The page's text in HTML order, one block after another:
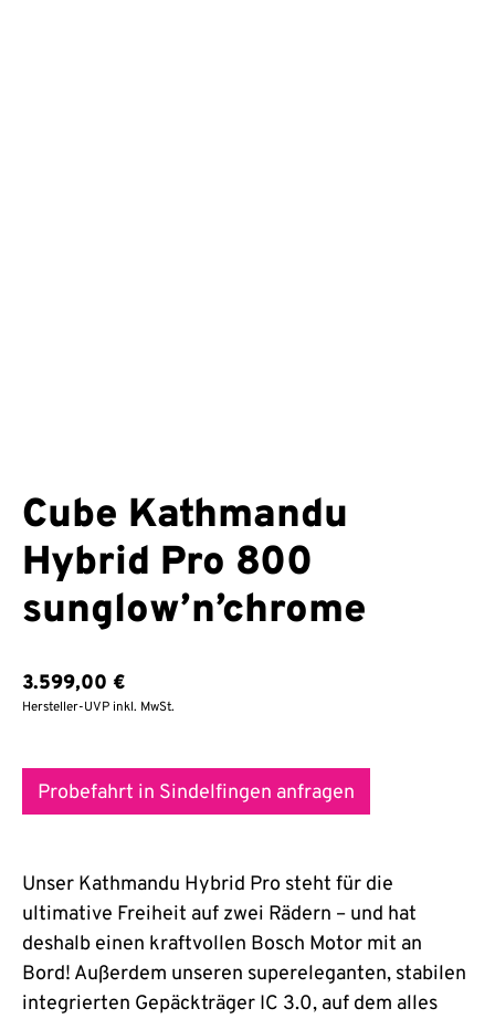
Cube Kathmandu
Hybrid Pro 800
sunglow’n’chrome
3.599,00 €
Hersteller-UVP inkl. MwSt.
Probefahrt in Sindelfingen anfragen
Unser Kathmandu Hybrid Pro steht für die
ultimative Freiheit auf zwei Rädern – und hat
deshalb einen kraftvollen Bosch Motor mit an
Bord! Außerdem unseren supereleganten, stabilen
integrierten Gepäckträger IC 3.0, auf dem alles